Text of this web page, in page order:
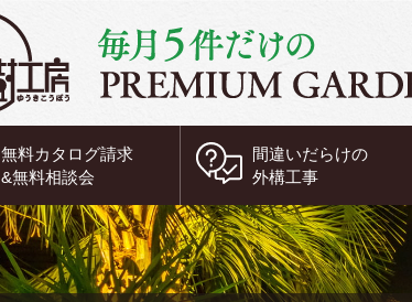
無料カタログ請求
&無料相談会
間違いだらけの
外構工事